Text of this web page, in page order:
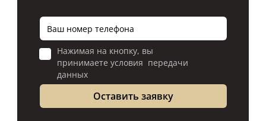
Нажимая на кнопку, вы
принимаете условия передачи
данных